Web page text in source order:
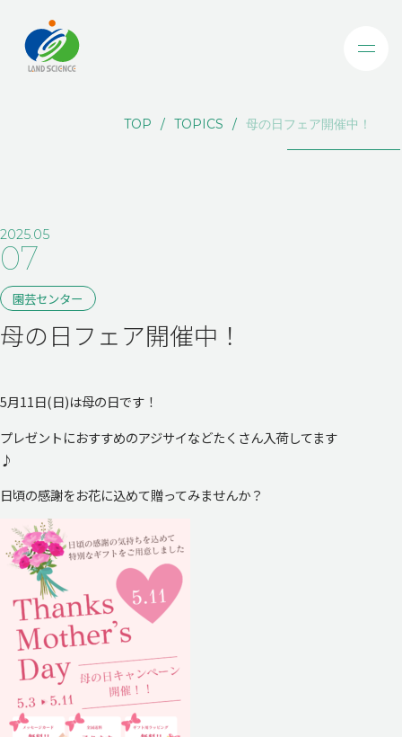
TOP TOPICS 母の日フェア開催中！
2025.05
07
園芸センター
母の日フェア開催中！
5月11日(日)は母の日です！
プレゼントにおすすめのアジサイなどたくさん入荷してます
♪
日頃の感謝をお花に込めて贈ってみませんか？